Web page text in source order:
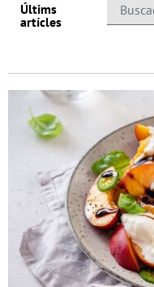
Últims
artícles